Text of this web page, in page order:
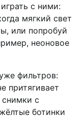
с ними:
мягкий свет
или попробуй
неоновое
фильтров:
притягивает
снимки с
ботинки